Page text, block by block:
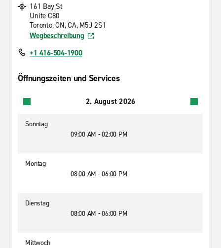
161 Bay St
Unite C80
Toronto, ON, CA, M5J 2S1
Wegbeschreibung
+1 416-504-1900
Öffnungszeiten und Services
2. August 2026
Sonntag
09:00 AM - 02:00 PM
Montag
08:00 AM - 06:00 PM
Dienstag
08:00 AM - 06:00 PM
Mittwoch